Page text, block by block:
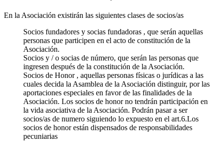
En la Asociación existirán las siguientes clases de socios/as
Socios fundadores y socias fundadoras , que serán aquellas
personas que participen en el acto de constitución de la
Asociación.
Socios y / o socias de número, que serán las personas que
ingresen después de la constitución de la Asociación.
Socios de Honor , aquellas personas físicas o jurídicas a las
cuales decida la Asamblea de la Asociación distinguir, por las
aportaciones especiales en favor de las finalidades de la
Asociación. Los socios de honor no tendrán participación en
la vida asociativa de la Asociación. Podrán pasar a ser
socios/as de numero siguiendo lo expuesto en el art.6.Los
socios de honor están dispensados de responsabilidades
pecuniarias